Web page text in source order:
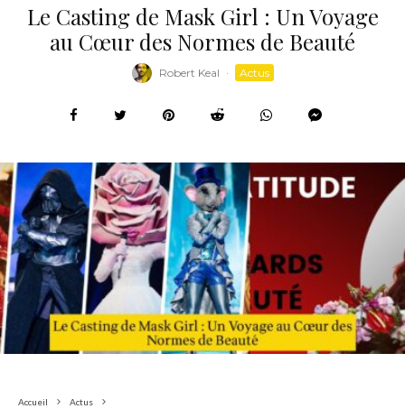
Le Casting de Mask Girl : Un Voyage
au Cœur des Normes de Beauté
Robert Keal · Actus
Accueil
Actus